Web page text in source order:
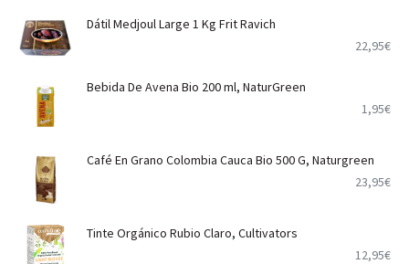
Dátil Medjoul Large 1 Kg Frit Ravich
22,95€
Bebida De Avena Bio 200 ml, NaturGreen
1,95€
Café En Grano Colombia Cauca Bio 500 G, Naturgreen
23,95€
Tinte Orgánico Rubio Claro, Cultivators
12,95€